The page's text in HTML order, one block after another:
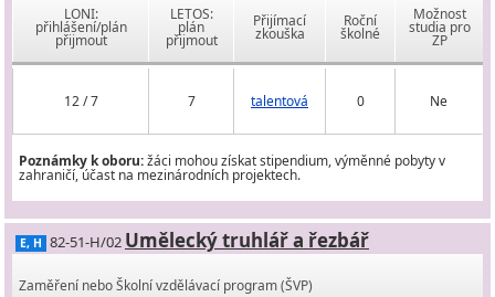
LONI:
přihlášení/plán
přijmout
LETOS:
plán
přijmout
Přijímací
zkouška
Roční
školné
Možnost
studia pro
ZP
12 / 7 7 talentová 0 Ne
Poznámky k oboru:žáci mohou získat stipendium, výměnné pobyty v
zahraničí, účast na mezinárodních projektech.
E, H 82-51-H/02 Umělecký truhlář a řezbář
Zaměření nebo Školní vzdělávací program (ŠVP)